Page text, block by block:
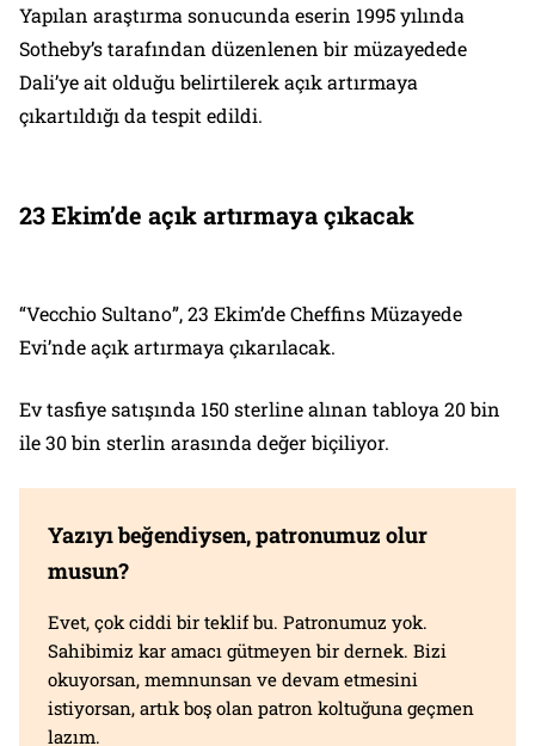
Yapılan araştırma sonucunda eserin 1995 yılında
Sotheby’s tarafından düzenlenen bir müzayedede
Dali’ye ait olduğu belirtilerek açık artırmaya
çıkartıldığı da tespit edildi.
23 Ekim’de açık artırmaya çıkacak
“Vecchio Sultano”, 23 Ekim’de Cheffins Müzayede
Evi’nde açık artırmaya çıkarılacak.
Ev tasfiye satışında 150 sterline alınan tabloya 20 bin
ile 30 bin sterlin arasında değer biçiliyor.
Yazıyı beğendiysen, patronumuz olur
musun?
Evet, çok ciddi bir teklif bu. Patronumuz yok.
Sahibimiz kar amacı gütmeyen bir dernek. Bizi
okuyorsan, memnunsan ve devam etmesini
istiyorsan, artık boş olan patron koltuğuna geçmen
lazım.